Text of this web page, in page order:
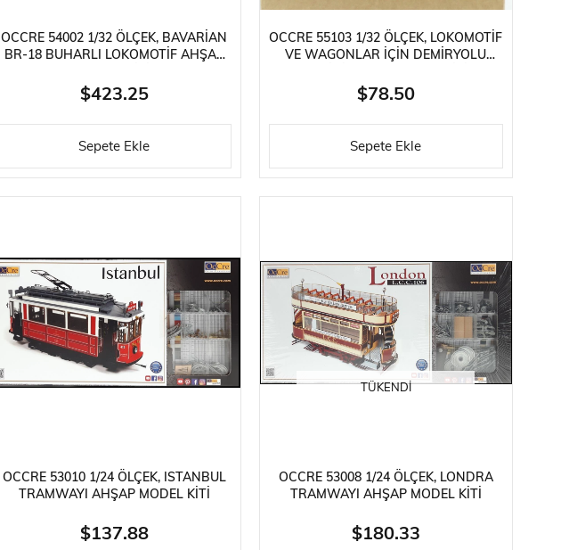
OCCRE 54002 1/32 ÖLÇEK, BAVARIAN
BR-18 BUHARLI LOKOMOTIF AHŞAP
$423.25
Sepete Ekle
OCCRE 55103 1/32 ÖLÇEK, LOKOMOTIF
VE WAGONLAR IÇIN DEMIRYOLU
$78.50
Sepete Ekle
OCCRE 53010 1/24 ÖLÇEK, ISTANBUL
TRAMWAYI AHŞAP MODEL KITI
$137.88
TÜKENDI
OCCRE 53008 1/24 ÖLÇEK, LONDRA
TRAMWAYI AHŞAP MODEL KITI
$180.33